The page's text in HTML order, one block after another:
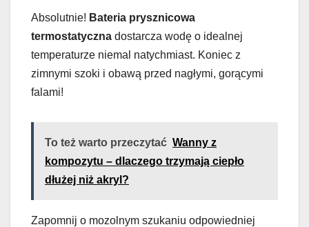
Absolutnie! Bateria prysznicowa
termostatyczna dostarcza wodę o idealnej
temperaturze niemal natychmiast. Koniec z
zimnymi szoki i obawą przed nagłymi, gorącymi
falami!
To też warto przeczytać Wanny z
kompozytu – dlaczego trzymają ciepło
dłużej niż akryl?
Zapomnij o mozolnym szukaniu odpowiedniej